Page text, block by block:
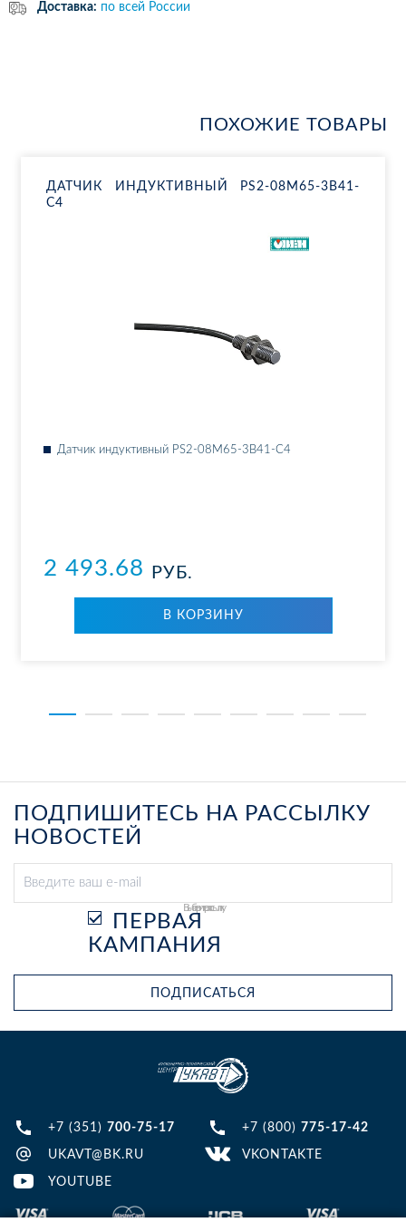
Доставка: по всей России
ПОХОЖИЕ ТОВАРЫ
ДАТ­ЧИК ИН­ДУК­ТИВ­НЫЙ PS2-08M65-3B41-
C4
Дат­чик ин­дук­тив­ный PS2-08M65-3B41-C4
2 493.68 РУБ.
В КОР­ЗИ­НУ
ПОДПИШИТЕСЬ НА РАССЫЛКУ
НОВОСТЕЙ
Выберите рассылку
ПЕРВАЯ
КАМПАНИЯ
ПОДПИСАТЬСЯ
+7 (351) 700-75-17 +7 (800) 775-17-42
UKAVT@BK.RU VKONTAKTE
YOUTUBE